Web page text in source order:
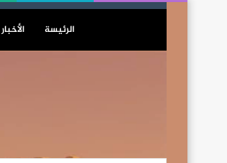
الرئيسة الأخبار